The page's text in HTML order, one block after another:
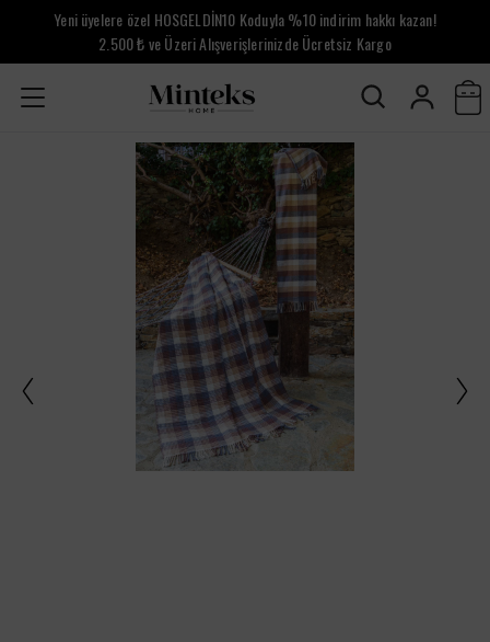
Yeni üyelere özel HOSGELDİN10 Koduyla %10 indirim hakkı kazan!
2.500 ₺ ve Üzeri Alışverişlerinizde Ücretsiz Kargo